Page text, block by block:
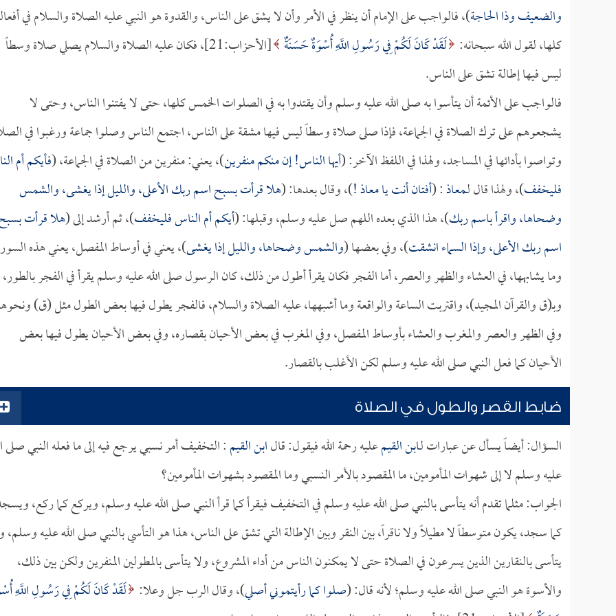
والضعيف وذا الحاجة)، فالواجب على الإمام أن ينظر في الأمر وأن لا يشق على الناس، والقدوة هو النبي عليه الصلاة والسلام في
كلها، لقول الله سبحانه: لَقَدْ كَانَ لَكُمْ فِي رَسُولِ اللَّهِ أُسْوَةٌ حَسَنَةٌ
[الأحزاب:21]، فكان عليه الصلاة والسلام يصلي صلاة وسطاً
ليس فيها إطالة تشق على الناس.
فالواجب على الأئمة أن يتأسوا به صلى الله عليه وسلم وأن يقتدوا به في الصلوات الخمس كلها، حتى لا يفتنوا الناس، وحتى لا
يشجعوهم على ترك الصلاة في الجماعة، فإذا صلى صلاة وسطاً ليس فيها مشقة على الناس، اجتمع الناس وصلوا جماعة ورغبوا في
وتواصوا بأدائها في المساجد، ولهذا في اللفظ الآخر: (أيها الناس! إن منكم منفرين)، يعني: منفرين من الصلاة في الجماعة، (فأيكم أم
فليخفف)، ولهذا قال لـمعاذ: (أفتان أنت يامعاذ!)، وقال بعدها: (هلا قرأت بسبح اسم ربك الأعلى، والليل إذا يغشى، والشمس
وضحاها، واقرأ باسم ربك)، هذا الذي بعده اللهم صل عليه وسلم، وقبلها: (أيكم أم الناس فليخفف)، ثم أرشد إلى (هلا قرأت
اسم ربك الأعلى، وإذا السماء انشقت)، وفي بعضها (والشمس وضحاها، والليل إذا يغشى)، يعني في أوساط المفصل، يعني هذه السور
وما يشابهها، في العشاء والظهر والعصر، أما الفجر فكان يقرأ أطول من ذلك، كان الرسول صلى الله عليه وسلم يقرأ في الفجر بالطور،
وبـ(ق والقرآن المجيد)، واقتربت الساعة والواقعة وما أشبهها، عليه الصلاة والسلام، فالفجر يطول فيها بعض الطول مثل (ق)
وفي الظهر والعصر والمغرب والعشاء بأوساط المفصل، وفي المغرب في بعض الأحيان بقصاره، وفي بعض الأحيان يطول فيها بعض
الأحيان كما فعل النبي صلى الله عليه وسلم لكن الأغلب بالقصار.
ضابط القصر والطول في الصلاة
السؤال: أيضاً يسأل عن عبارات لـابن القيمعليه رحمة الله فيقول: قالابن القيم: التخفيف أمر نسبي يرجع فيه إلى ما فعله النبي صلى
عليه وسلم لا إلى شهوات المأمومين، ما المقصود بالأمر النسبي وما المقصود بشهوات المأمومين؟
الجواب: مثلما تقدم أنه يتأسى بالنبي صلى الله عليه وسلم في التخفيف فيقرأ كما قرأ النبي صلى الله عليه وسلم، ويركع كما ركع،
كما سجد، يكون متوسطاً لا مطيلاً ولا ناقراً، بين النقر وبين الإطالة التي تشق على الناس، هذا هو التأسي بالنبي صلى الله عليه وسلم،
يتأسى بالنقارين الذين يسرعون في الصلاة حتى لا يمكنون الناس من أداء المشروع، ولا يتأسى بالمطولين المنفرين ولكن بين ذلك،
والأسوة هو النبي صلى الله عليه وسلم؛ لأنه قال: (صلوا كما رأيتموني أصلي)، وقال الرب جل وعلا: لَقَدْ كَانَ لَكُمْ فِي رَسُولِ اللَّهِ